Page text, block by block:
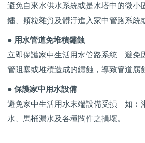
避免自來水供水系統或是水塔中的微小
鏽、顆粒雜質及髒汙進入家中管路系統
● 用水管道免堆積鏽蝕
立即保護家中生活用水管路系統，避免
管阻塞或堆積造成的鏽蝕，導致管道腐
● 保護家中用水設備
避免家中生活用水末端設備受損，如︰
水、馬桶漏水及各種閥件之損壞。